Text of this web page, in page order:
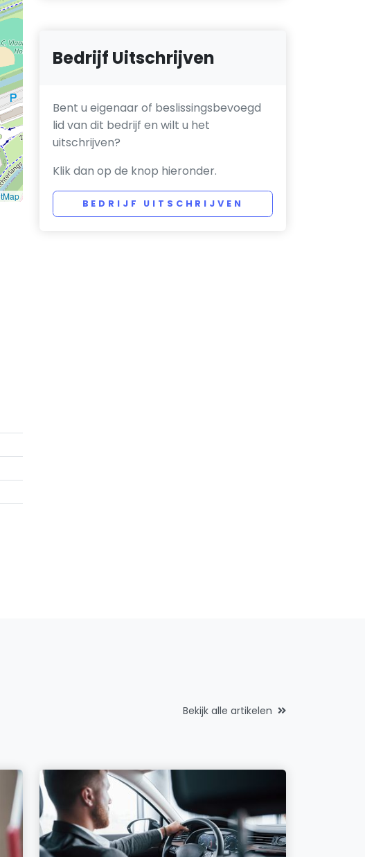
Bedrijf Uitschrijven
Bent u eigenaar of beslissingsbevoegd
lid van dit bedrijf en wilt u het
uitschrijven?
Klik dan op de knop hieronder.
BEDRIJF UITSCHRIJVEN
Bekijk alle artikelen